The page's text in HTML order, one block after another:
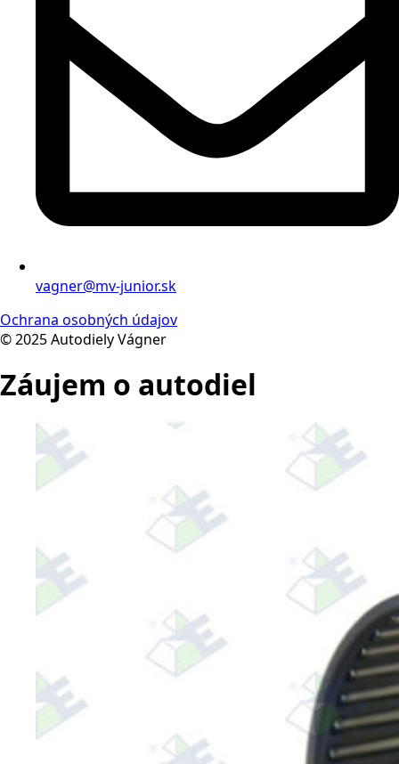
vagner@mv-junior.sk
Ochrana osobných údajov
© 2025 Autodiely Vágner
Záujem o autodiel